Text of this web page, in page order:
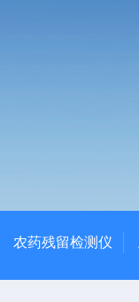
农药残留检测仪